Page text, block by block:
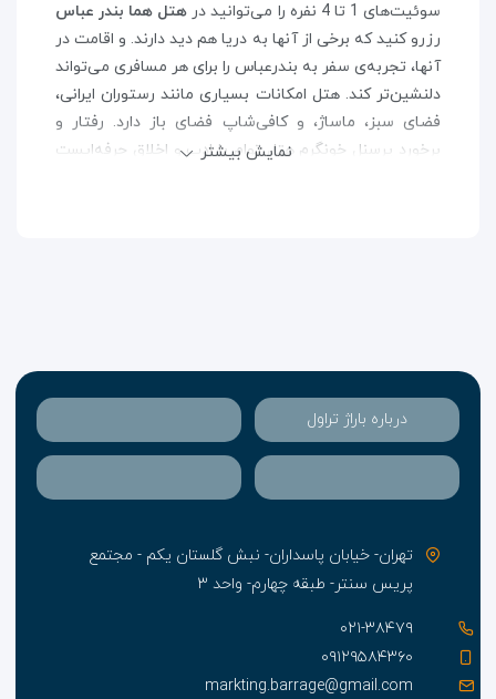
سوئیت‌های 1 تا 4 نفره را می‌توانید در
هتل هما بندر عباس
رزرو کنید که برخی از آنها به دریا هم دید دارند. و اقامت در
آنها، تجربه‌ی سفر به بندرعباس را برای هر مسافری می‌تواند
دلنشین‌تر کند. هتل امکانات بسیاری مانند رستوران ایرانی،
فضای سبز، ماساژ، و کافی‌شاپ فضای باز دارد. رفتار و
برخورد پرسنل خونگرم هتل توام با ادب و اخلاق حرفه‌ایست
نمایش بیشتر
درباره باراژ تراول
تهران- خیابان پاسداران- نبش گلستان یکم - مجتمع
پریس سنتر- طبقه چهارم- واحد ۳
۰۲۱-۳۸۴۷۹
۰۹۱۲۹۵۸۴۳۶۰
markting.barrage@gmail.com